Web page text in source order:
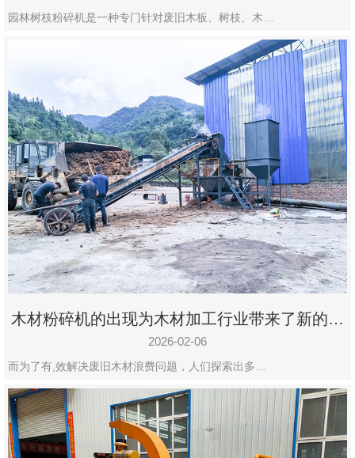
园林树枝粉碎机是一种专门针对废旧木板、树枝、木…
木材粉碎机的出现为木材加工行业带来了新的变
化
2026-02-06
而为了有,效解决废旧木材浪费问题，人们探索出多…